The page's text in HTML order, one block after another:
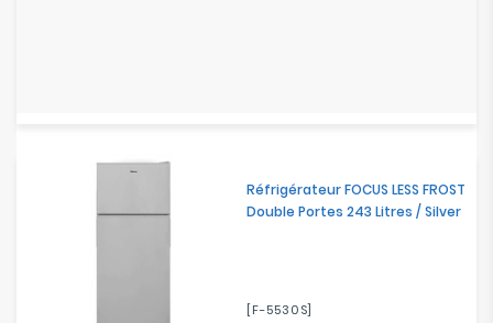
Réfrigérateur FOCUS LESS FROST
Double Portes 243 Litres / Silver
[F-5530S]